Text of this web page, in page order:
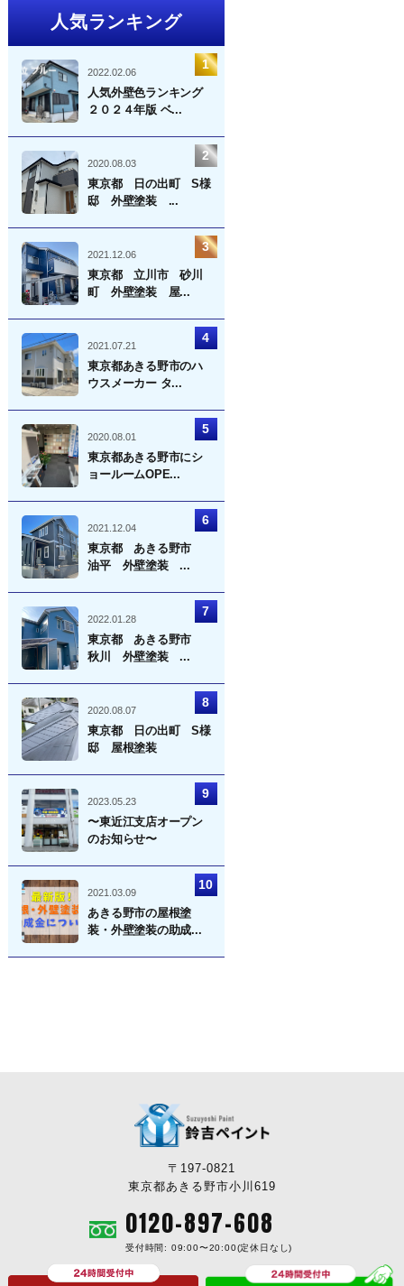
人気ランキング
2022.02.06
人気外壁色ランキング
２０２４年版 ベ...
2020.08.03
東京都 日の出町 S様
邸 外壁塗装 ...
2021.12.06
東京都 立川市 砂川
町 外壁塗装 屋...
2021.07.21
東京都あきる野市のハ
ウスメーカー タ...
2020.08.01
東京都あきる野市にシ
ョールームOPE...
2021.12.04
東京都 あきる野市
油平 外壁塗装 ...
2022.01.28
東京都 あきる野市
秋川 外壁塗装 ...
2020.08.07
東京都 日の出町 S様
邸 屋根塗装
2023.05.23
〜東近江支店オープン
のお知らせ〜
2021.03.09
あきる野市の屋根塗
装・外壁塗装の助成...
〒197-0821
東京都あきる野市小川619
0120-897-608
受付時間: 09:00〜20:00(定休日なし)